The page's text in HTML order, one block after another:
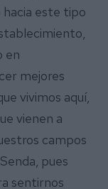
este tipo
en
mejores
vivimos aquí,
vienen a
campos
pues
sentirnos